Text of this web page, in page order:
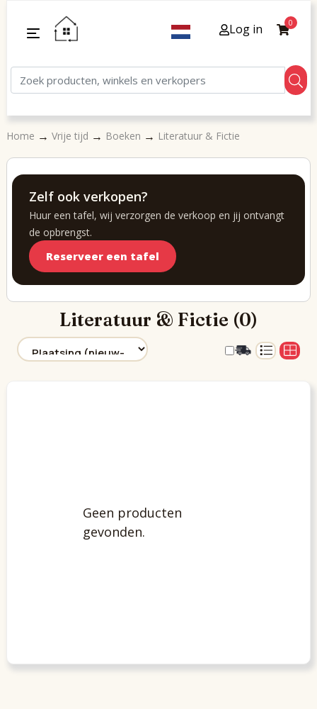
Log in 0
Home → Vrije tijd → Boeken → Literatuur & Fictie
Zelf ook verkopen?
Huur een tafel, wij verzorgen de verkoop en jij ontvangt
de opbrengst.
Reserveer een tafel
Literatuur & Fictie (0)
Geen producten
gevonden.